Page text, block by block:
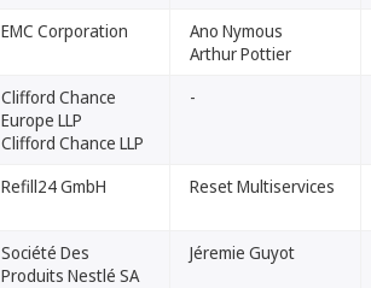
EMC Corporation
Ano Nymous
Arthur Pottier
Clifford Chance
Europe LLP
Clifford Chance LLP
-
Refill24 GmbH Reset Multiservices
Société Des
Produits Nestlé SA
Jéremie Guyot